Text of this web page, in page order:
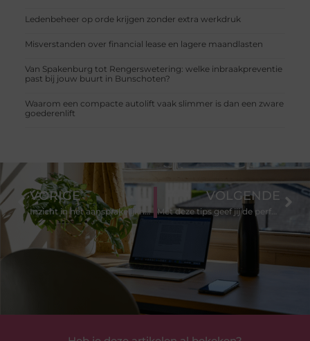
Ledenbeheer op orde krijgen zonder extra werkdruk
Misverstanden over financial lease en lagere maandlasten
Van Spakenburg tot Rengerswetering: welke inbraakpreventie
past bij jouw buurt in Bunschoten?
Waarom een compacte autolift vaak slimmer is dan een zware
goederenlift
VORIGE
Inzicht in het aansprakelijkheidsrecht bij letselschadeclaims
VOLGENDE
Met deze tips geef jij de perfecte cocktailparty